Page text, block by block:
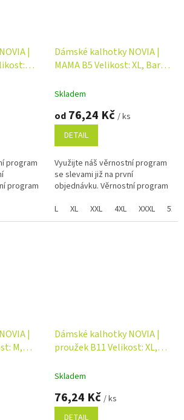
|
program
program
Dámské kalhotky NOVIA |
MAMA B5 Velikost: XL, Barva:
Skladem
od 76,24 Kč / ks
DETAIL
Využijte náš věrnostní program
se slevami již na první
objednávku. Věrnostní program
L
XL XXL 4XL XXXL 5XL
|
M,
Dámské kalhotky NOVIA |
proužek B11 Velikost: XL,
Skladem
76,24 Kč / ks
DETAIL